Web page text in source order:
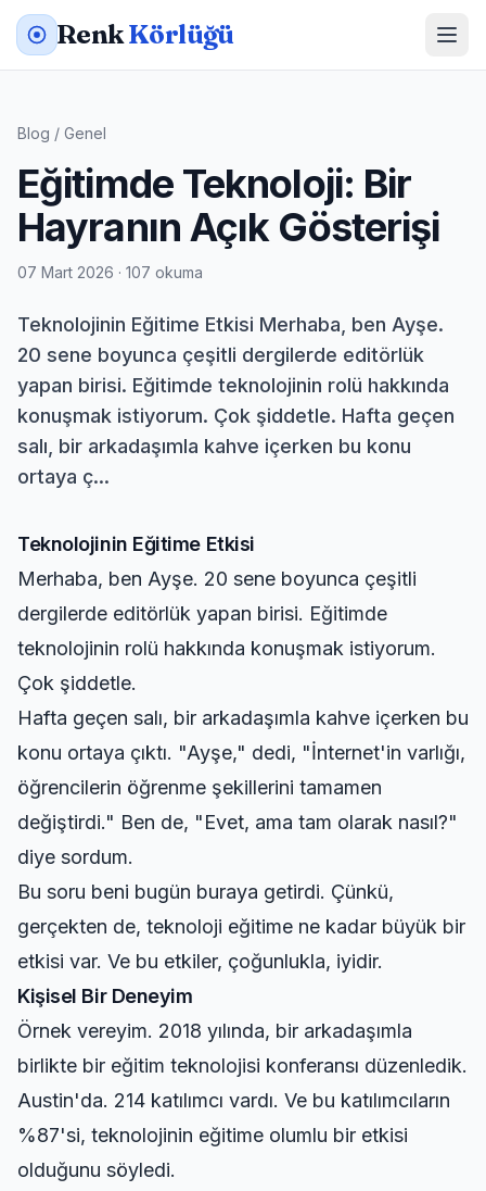
RenkKörlüğü
Blog / Genel
Eğitimde Teknoloji: Bir
Hayranın Açık Gösterişi
07 Mart 2026 · 107 okuma
Teknolojinin Eğitime Etkisi Merhaba, ben Ayşe.
20 sene boyunca çeşitli dergilerde editörlük
yapan birisi. Eğitimde teknolojinin rolü hakkında
konuşmak istiyorum. Çok şiddetle. Hafta geçen
salı, bir arkadaşımla kahve içerken bu konu
ortaya ç...
Teknolojinin Eğitime Etkisi
Merhaba, ben Ayşe. 20 sene boyunca çeşitli
dergilerde editörlük yapan birisi. Eğitimde
teknolojinin rolü hakkında konuşmak istiyorum.
Çok şiddetle.
Hafta geçen salı, bir arkadaşımla kahve içerken bu
konu ortaya çıktı. "Ayşe," dedi, "İnternet'in varlığı,
öğrencilerin öğrenme şekillerini tamamen
değiştirdi." Ben de, "Evet, ama tam olarak nasıl?"
diye sordum.
Bu soru beni bugün buraya getirdi. Çünkü,
gerçekten de, teknoloji eğitime ne kadar büyük bir
etkisi var. Ve bu etkiler, çoğunlukla, iyidir.
Kişisel Bir Deneyim
Örnek vereyim. 2018 yılında, bir arkadaşımla
birlikte bir eğitim teknolojisi konferansı düzenledik.
Austin'da. 214 katılımcı vardı. Ve bu katılımcıların
%87'si, teknolojinin eğitime olumlu bir etkisi
olduğunu söyledi.